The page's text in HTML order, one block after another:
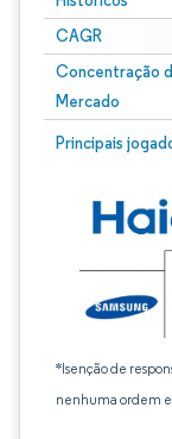
CAGR
Concentração
Mercado
Principais
*Isenção de
nenhuma ordem